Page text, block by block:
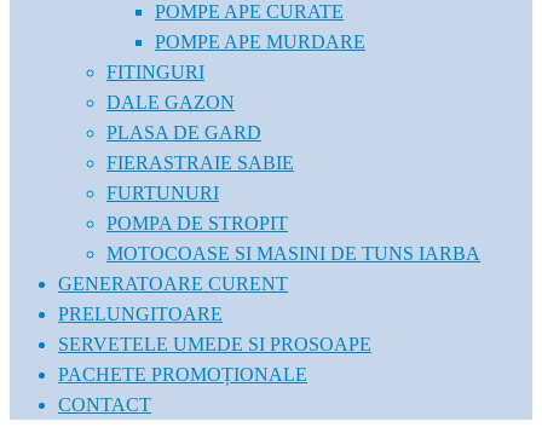
POMPE APE CURATE
POMPE APE MURDARE
FITINGURI
DALE GAZON
PLASA DE GARD
FIERASTRAIE SABIE
FURTUNURI
POMPA DE STROPIT
MOTOCOASE SI MASINI DE TUNS IARBA
GENERATOARE CURENT
PRELUNGITOARE
SERVETELE UMEDE SI PROSOAPE
PACHETE PROMOȚIONALE
CONTACT